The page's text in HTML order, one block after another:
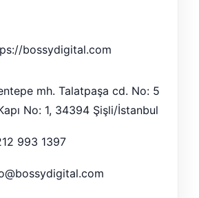
bossydigital.com
mh. Talatpaşa cd. No: 5
No: 1, 34394 Şişli/İstanbul
993 1397